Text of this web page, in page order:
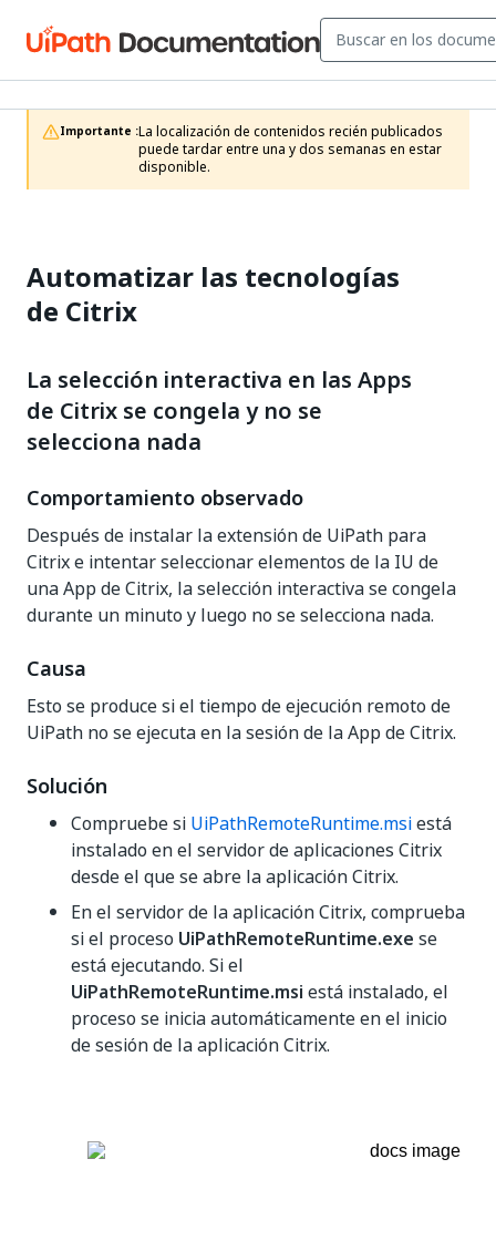
Importante :La localización de contenidos recién publicados
puede tardar entre una y dos semanas en estar
disponible.
Automatizar las tecnologías
de Citrix
La selección interactiva en las Apps
de Citrix se congela y no se
selecciona nada
Comportamiento observado
Después de instalar la extensión de UiPath para
Citrix e intentar seleccionar elementos de la IU de
una App de Citrix, la selección interactiva se congela
durante un minuto y luego no se selecciona nada.
Causa
Esto se produce si el tiempo de ejecución remoto de
UiPath no se ejecuta en la sesión de la App de Citrix.
Solución
Compruebe si UiPathRemoteRuntime.msiestá
instalado en el servidor de aplicaciones Citrix
desde el que se abre la aplicación Citrix.
En el servidor de la aplicación Citrix, comprueba
si el proceso UiPathRemoteRuntime.exe se
está ejecutando. Si el
UiPathRemoteRuntime.msi está instalado, el
proceso se inicia automáticamente en el inicio
de sesión de la aplicación Citrix.